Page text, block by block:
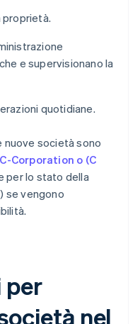
proprietà.
e supervisionano la
quotidiane.
nuove società sono
C-Corporation o (C
per lo stato della
se vengono
per
nel